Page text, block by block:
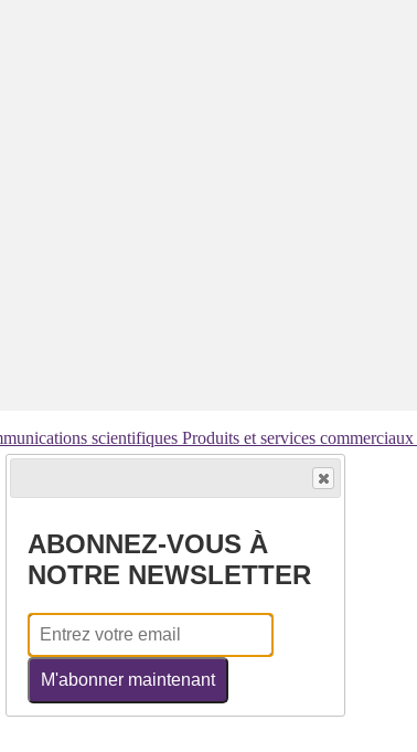
scientifiques Produits et services commerciaux
ABONNEZ-VOUS À
NOTRE NEWSLETTER
M'abonner maintenant